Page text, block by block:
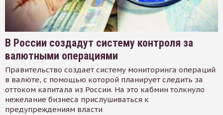
В России создадут систему контроля за
валютными операциями
Правительство создает систему мониторинга операций
в валюте, с помощью которой планирует следить за
оттоком капитала из России. На это кабмин толкнуло
нежелание бизнеса прислушиваться к
предупреждениям власти